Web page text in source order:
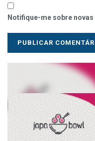
Notifique-me sobre